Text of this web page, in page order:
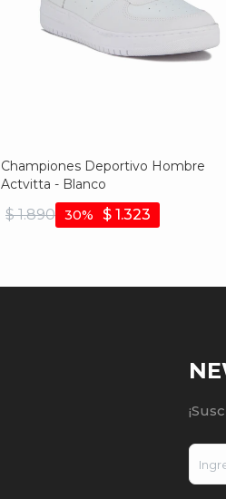
Championes Deportivo Hombre
Actvitta - Blanco
$ 1.890 $ 1.323
30